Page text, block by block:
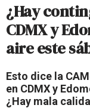
¿Hay
CDMX y
aire este
Esto dice la
en CDMX y
¿Hay mala